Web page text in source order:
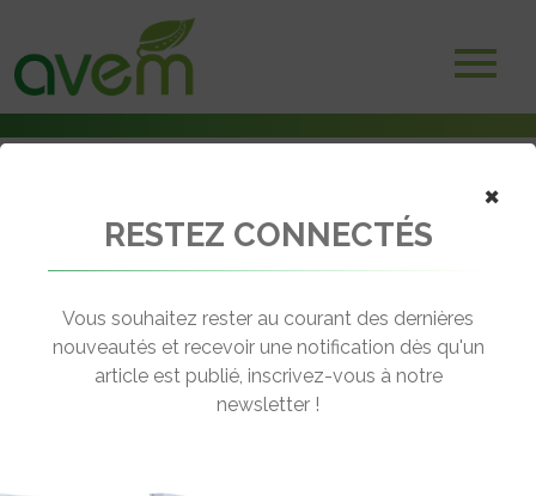
Noil convertit à l’électrique en 48 heures les deux-roues thermiques
← Revenir aux actualités
×
RESTEZ CONNECTÉS
Vous souhaitez rester au courant des dernières
nouveautés et recevoir une notification dès qu'un
article est publié, inscrivez-vous à notre
newsletter !